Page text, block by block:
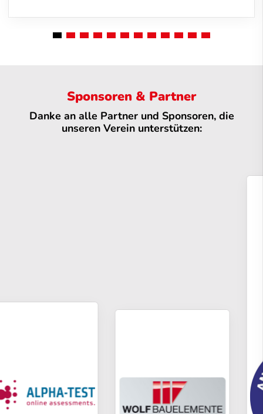
Sponsoren & Partner
Danke an alle Partner und Sponsoren, die
unseren Verein unterstützen: